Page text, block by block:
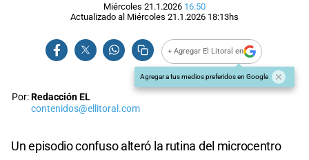
Miércoles 21.1.2026 16:50
Actualizado al Miércoles 21.1.2026 18:13hs
+ Agregar El Litoral en
Agregar a tus medios preferidos en Google
Por:Redacción EL
contenidos@ellitoral.com
Un episodio confuso alteró la rutina del microcentro